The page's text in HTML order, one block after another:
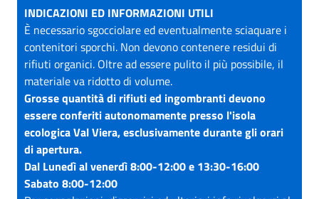
INDICAZIONI ED INFORMAZIONI UTILI
È necessario sgocciolare ed eventualmente sciaquare i
contenitori sporchi. Non devono contenere residui di
rifiuti organici. Oltre ad essere pulito il più possibile, il
materiale va ridotto di volume.
Grosse quantità di rifiuti ed ingombranti devono
essere conferiti autonomamente presso l'isola
ecologica Val Viera, esclusivamente durante gli orari
di apertura.
Dal Lunedì al venerdì 8:00-12:00 e 13:30-16:00
Sabato 8:00-12:00